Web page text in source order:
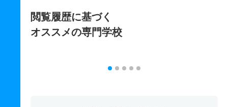
閲覧履歴に基づく
オススメの専門学校